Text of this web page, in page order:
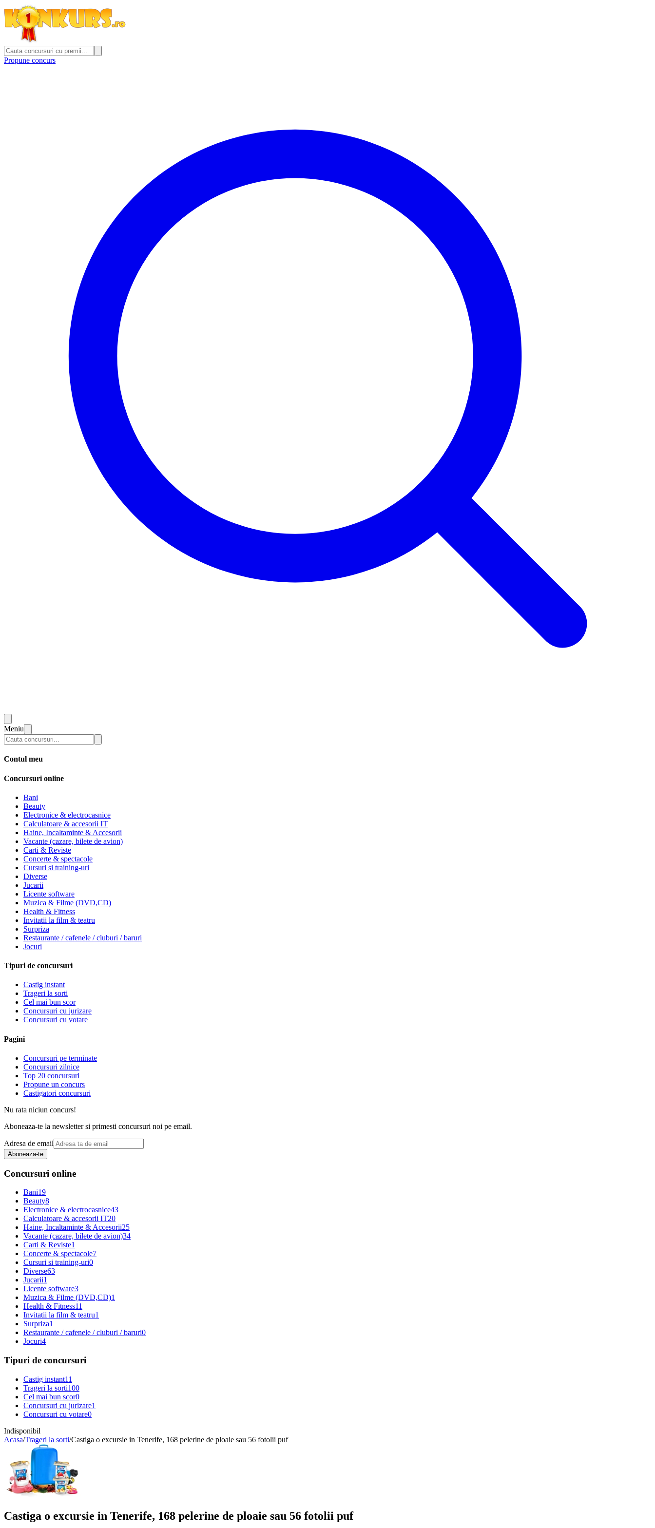
Propune concurs
Meniu
Contul meu
Concursuri online
Bani
Beauty
Electronice & electrocasnice
Calculatoare & accesorii IT
Haine, Incaltaminte & Accesorii
Vacante (cazare, bilete de avion)
Carti & Reviste
Concerte & spectacole
Cursuri si training-uri
Diverse
Jucarii
Licente software
Muzica & Filme (DVD,CD)
Health & Fitness
Invitatii la film & teatru
Surpriza
Restaurante / cafenele / cluburi / baruri
Jocuri
Tipuri de concursuri
Castig instant
Trageri la sorti
Cel mai bun scor
Concursuri cu jurizare
Concursuri cu votare
Pagini
Concursuri pe terminate
Concursuri zilnice
Top 20 concursuri
Propune un concurs
Castigatori concursuri
Nu rata niciun concurs!
Aboneaza-te la newsletter si primesti concursuri noi pe email.
Adresa de email
Aboneaza-te
Concursuri online
Bani19
Beauty8
Electronice & electrocasnice43
Calculatoare & accesorii IT20
Haine, Incaltaminte & Accesorii25
Vacante (cazare, bilete de avion)34
Carti & Reviste1
Concerte & spectacole7
Cursuri si training-uri0
Diverse63
Jucarii1
Licente software3
Muzica & Filme (DVD,CD)1
Health & Fitness11
Invitatii la film & teatru1
Surpriza1
Restaurante / cafenele / cluburi / baruri0
Jocuri4
Tipuri de concursuri
Castig instant11
Trageri la sorti100
Cel mai bun scor0
Concursuri cu jurizare1
Concursuri cu votare0
Indisponibil
Acasa/Trageri la sorti/Castiga o excursie in Tenerife, 168 pelerine de ploaie sau 56 fotolii puf
Castiga o excursie in Tenerife, 168 pelerine de ploaie sau 56 fotolii puf